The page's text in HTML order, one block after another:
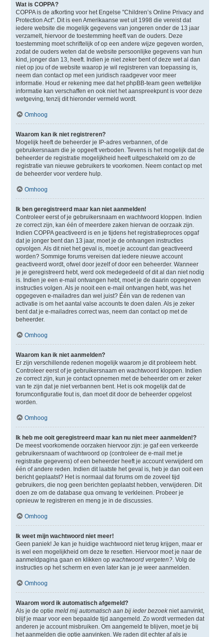
Wat is COPPA?
COPPA is de afkorting voor het Engelse "Children’s Online Privacy and
Protection Act". Dit is een Amerikaanse wet uit 1998 die vereist dat
iedere website die mogelijk gegevens van jongeren onder de 13 jaar
verzamelt, hiervoor de toestemming heeft van de ouders. Deze
toestemming moet schriftelijk of op een andere wijze gegeven worden,
zodat de ouders weten dat de website persoonlijke gegevens van hun
kind, jonger dan 13, heeft. Indien je niet zeker bent of deze wet al dan
niet op jou of de website waarop je wil registreren van toepassing is,
neem dan contact op met een juridisch raadgever voor meer
informatie. Houd er rekening mee dat het phpBB-team geen wettelijke
informatie kan verschaffen en ook niet het aanspreekpunt is voor deze
wetgeving, tenzij dit hieronder vermeld wordt.
Omhoog
Waarom kan ik niet registreren?
Mogelijk heeft de beheerder je IP-adres verbannen, of de
gebruikersnaam die je opgeeft verboden. Tevens is het mogelijk dat de
beheerder de registratie mogelijkheid heeft uitgeschakeld om zo de
registratie van nieuwe gebruikers te voorkomen. Neem contact op met
de beheerder voor verdere hulp.
Omhoog
Ik ben geregistreerd maar kan niet aanmelden!
Controleer eerst of je gebruikersnaam en wachtwoord kloppen. Indien
ze correct zijn, kan één of meerdere zaken hiervan de oorzaak zijn.
Indien COPPA geactiveerd is en je tijdens het registratieproces opgaf
dat je jonger bent dan 13 jaar, moet je de ontvangen instructies
opvolgen. Als dit niet het geval is, moet je account dan geactiveerd
worden? Sommige forums vereisen dat iedere nieuwe account
geactiveerd wordt, ofwel door jezelf of door een beheerder. Wanneer
je je geregistreerd hebt, werd ook medegedeeld of dit al dan niet nodig
is. Indien je een e-mail ontvangen hebt, moet je de daarin opgegeven
instructies volgen. Als je nooit een e-mail ontvangen hebt, was het
opgegeven e-mailadres dan wel juist? Één van de redenen van
activatie is om het aantal valse accounts te doen dalen. Als je zeker
bent dat je e-mailadres correct was, neem dan contact op met de
beheerder.
Omhoog
Waarom kan ik niet aanmelden?
Er zijn verschillende redenen mogelijk waarom je dit probleem hebt.
Controleer eerst of je gebruikersnaam en wachtwoord kloppen. Indien
ze correct zijn, kun je contact opnemen met de beheerder om er zeker
van te zijn dat je niet verbannen bent. Het is ook mogelijk dat de
forumconfiguratie fout is, dan moet dit door de beheerder opgelost
worden.
Omhoog
Ik heb me ooit geregistreerd maar kan nu niet meer aanmelden!?
De meest voorkomende oorzaken hiervoor zijn: je gaf een verkeerde
gebruikersnaam of wachtwoord op (controleer de e-mail met je
registratie gegevens) of een beheerder heeft je account verwijderd om
één of andere reden. Indien dit laatste het geval is, heb je dan ooit een
bericht geplaatst? Het is normaal dat forums om de zoveel tijd
gebruikers, die nog geen berichten geplaatst hebben, verwijderen. Dit
doen ze om de database qua omvang te verkleinen. Probeer je
opnieuw te registreren en meng je in de discussies.
Omhoog
Ik weet mijn wachtwoord niet meer!
Geen paniek! Je kan je huidige wachtwoord niet terug krijgen, maar er
is wel een mogelijkheid om deze te resetten. Hiervoor moet je naar de
aanmeldpagina gaan en klikken op wachtwoord vergeten?. Volg de
instructies op het scherm en even later kan je je weer aanmelden.
Omhoog
Waarom word ik automatisch afgemeld?
Als je de optie meld mij automatisch aan bij ieder bezoekniet aanvinkt,
blijf je maar voor een bepaalde tijd aangemeld. Zo wordt vermeden dat
anderen je account misbruiken. Om aangemeld te blijven, moet je bij
het aanmelden die optie aanvinken. We raden dit echter af als je